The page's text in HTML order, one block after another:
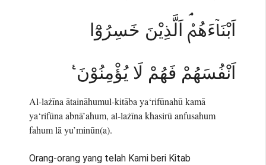
اَبْنَاۤءَهُمْۘ اَلَّذِيْنَ خَسِرُوْٓا
اَنْفُسَهُمْ فَهُمْ لَا يُؤْمِنُوْنَ ࣖ
Al-lażīna ātaināhumul-kitāba ya‘rifūnahū kamā
ya‘rifūna abnā’ahum, al-lażīna khasirū anfusahum
fahum lā yu’minūn(a).
Orang-orang yang telah Kami beri Kitab